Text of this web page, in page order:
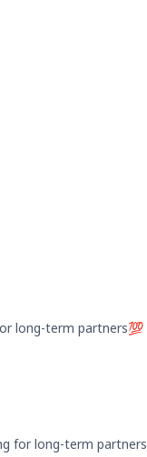
long-term partners💯
for long-term partners